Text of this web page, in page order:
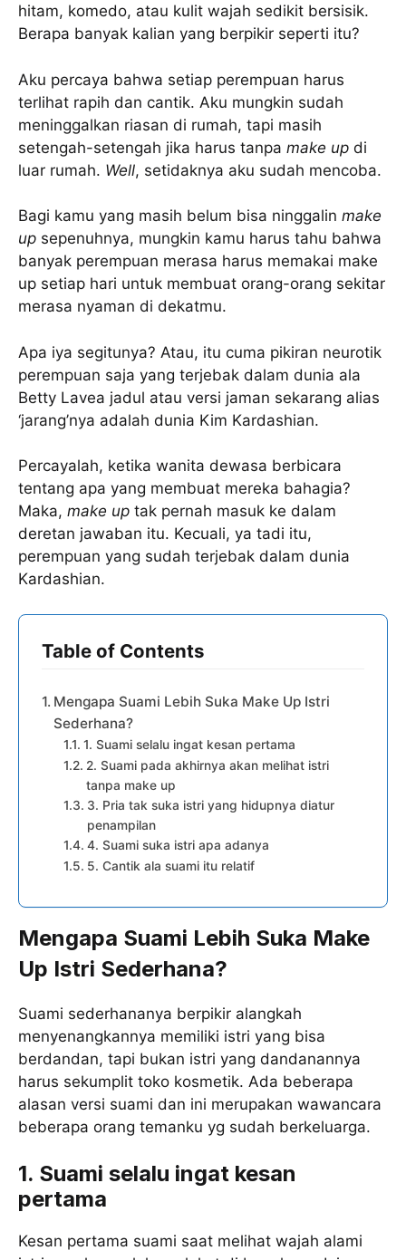
hitam, komedo, atau kulit wajah sedikit bersisik.
Berapa banyak kalian yang berpikir seperti itu?
Aku percaya bahwa setiap perempuan harus
terlihat rapih dan cantik. Aku mungkin sudah
meninggalkan riasan di rumah, tapi masih
setengah-setengah jika harus tanpa make up di
luar rumah. Well, setidaknya aku sudah mencoba.
Bagi kamu yang masih belum bisa ninggalin make
up sepenuhnya, mungkin kamu harus tahu bahwa
banyak perempuan merasa harus memakai make
up setiap hari untuk membuat orang-orang sekitar
merasa nyaman di dekatmu.
Apa iya segitunya? Atau, itu cuma pikiran neurotik
perempuan saja yang terjebak dalam dunia ala
Betty Lavea jadul atau versi jaman sekarang alias
‘jarang’nya adalah dunia Kim Kardashian.
Percayalah, ketika wanita dewasa berbicara
tentang apa yang membuat mereka bahagia?
Maka, make up tak pernah masuk ke dalam
deretan jawaban itu. Kecuali, ya tadi itu,
perempuan yang sudah terjebak dalam dunia
Kardashian.
Table of Contents
Mengapa Suami Lebih Suka Make Up Istri
Sederhana?
1. Suami selalu ingat kesan pertama
2. Suami pada akhirnya akan melihat istri
tanpa make up
3. Pria tak suka istri yang hidupnya diatur
penampilan
4. Suami suka istri apa adanya
5. Cantik ala suami itu relatif
Mengapa Suami Lebih Suka Make
Up Istri Sederhana?
Suami sederhananya berpikir alangkah
menyenangkannya memiliki istri yang bisa
berdandan, tapi bukan istri yang dandanannya
harus sekumplit toko kosmetik. Ada beberapa
alasan versi suami dan ini merupakan wawancara
beberapa orang temanku yg sudah berkeluarga.
1. Suami selalu ingat kesan
pertama
Kesan pertama suami saat melihat wajah alami